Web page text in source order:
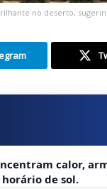
no deserto,
calor,
de sol.